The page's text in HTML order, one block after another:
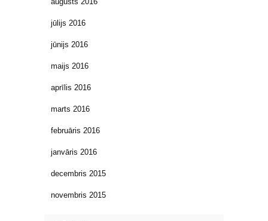
jūlijs 2016
jūnijs 2016
maijs 2016
aprīlis 2016
marts 2016
februāris 2016
janvāris 2016
decembris 2015
novembris 2015